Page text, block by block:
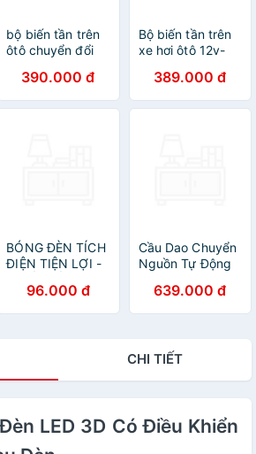
bộ biến tần trên
ôtô chuyển đổi
12V ra 220V
390.000 đ
Bộ biến tần trên
xe hơi ôtô 12v-
sử dụng cho các
thiết bị nguồn
USB
389.000 đ
BÓNG ĐÈN TÍCH
ĐIỆN TIỆN LỢI -
THÔNG MINH
CÓ THỂ ĐIỀU
96.000 đ
Cầu Dao Chuyển
Nguồn Tự Động
Công Suất Lớn,
Không Mất Điện
639.000 đ
CHI TIẾT
LED 3D Có Điều Khiển